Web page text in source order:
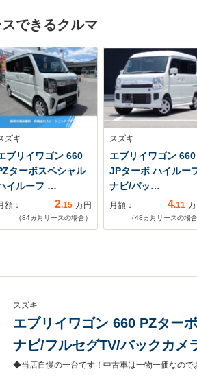
できるクルマ
ズキ
ブリイワゴン 660
ターボスペシャル
イルーフ …
額： 2.15 万円
（84ヵ月リースの場合）
スズキ
エブリイワゴン 660
JPターボ ハイルー
ナビ/バッ…
月額： 4.11
（48 ヵ月リースの場合
スズキ
エブリイワゴン 660 PZター
ナビ/フルセグTV/バックカメ
警報機能/コーナーセンサー/